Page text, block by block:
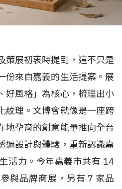
策展初衷時提到，這不只是
份來自嘉義的生活提案。展
好風格」為核心，梳理出小
紋理。文博會就像是一座跨
地孕育的創意能量推向全台
過設計與體驗，重新認識嘉
活力。今年嘉義市共有 14
與品牌商展，另有 7 家品